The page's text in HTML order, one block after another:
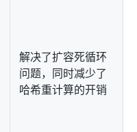
解决了扩容死循环
问题，同时减少了
哈希重计算的开销